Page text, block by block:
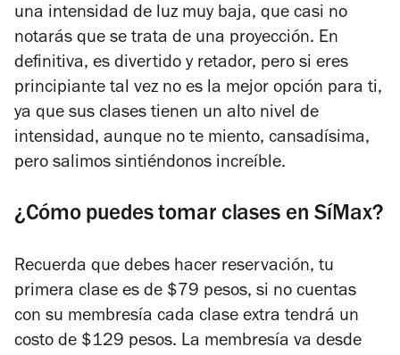
una intensidad de luz muy baja, que casi no
notarás que se trata de una proyección. En
definitiva, es divertido y retador, pero si eres
principiante tal vez no es la mejor opción para ti,
ya que sus clases tienen un alto nivel de
intensidad, aunque no te miento, cansadísima,
pero salimos sintiéndonos increíble.
¿Cómo puedes tomar clases en SíMax?
Recuerda que debes hacer reservación, tu
primera clase es de $79 pesos, si no cuentas
con su membresía cada clase extra tendrá un
costo de $129 pesos. La membresía va desde